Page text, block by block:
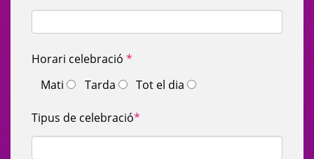
Horari celebració *
Mati
Tarda Tot el dia
Tipus de celebració*